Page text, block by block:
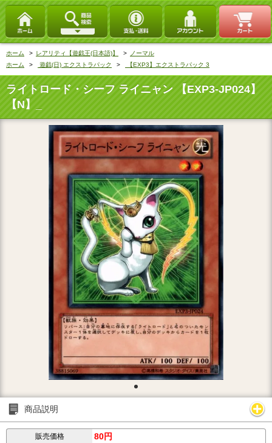
ホーム > レアリティ【遊戯王(日本語)】 >
ノーマル
ホーム
> 遊戯(日) エクストラパック > 【EXP3】エクストラパック 3
ライトロード・シーフ ライニャン 【EXP3-JP024】
【N】_
商品説明
販売価格 80円